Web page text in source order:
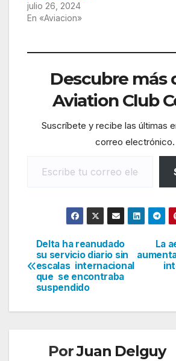
julio 26, 2024
En «Aviacion»
Descubre más
Aviation Club
Suscríbete y recibe las últimas
correo electrónico.
Navegación
de
entradas
La
Delta ha reanudado
su servicio diario sin
escalas internacional
que se encontraba
suspendido
PorJuan Delguy